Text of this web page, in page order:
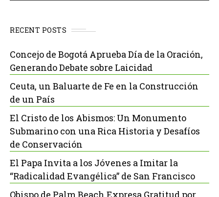
RECENT POSTS
Concejo de Bogotá Aprueba Día de la Oración,
Generando Debate sobre Laicidad
Ceuta, un Baluarte de Fe en la Construcción
de un País
El Cristo de los Abismos: Un Monumento
Submarino con una Rica Historia y Desafíos
de Conservación
El Papa Invita a los Jóvenes a Imitar la
“Radicalidad Evangélica” de San Francisco